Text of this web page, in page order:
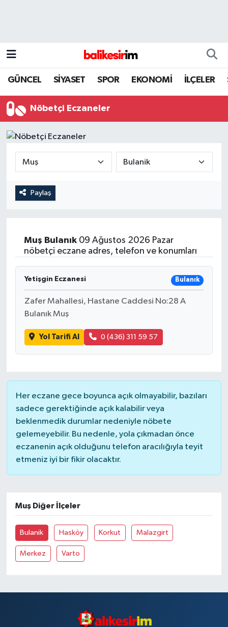
GÜNCEL SİYASET SPOR EKONOMİ İLÇELER
Nöbetçi Eczaneler
Paylaş
Muş Bulanık09 Ağustos 2026 Pazar
nöbetçi eczane adres, telefon ve konumları
Yetişgin Eczanesi Bulanık
Zafer Mahallesi, Hastane Caddesi No:28 A
Bulanık Muş
Yol Tarifi Al 0 (436) 311 59 57
Her eczane gece boyunca açık olmayabilir, bazıları
sadece gerektiğinde açık kalabilir veya
beklenmedik durumlar nedeniyle nöbete
gelemeyebilir. Bu nedenle, yola çıkmadan önce
eczanenin açık olduğunu telefon aracılığıyla teyit
etmeniz iyi bir fikir olacaktır.
Muş Diğer İlçeler
Bulanik Hasköy Korkut Malazgirt
Merkez Varto